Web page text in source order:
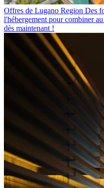
Offres de Lugano Region Des
l'hébergement pour combiner
dès maintenant !